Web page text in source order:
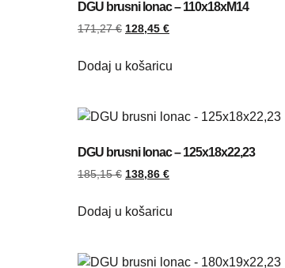
DGU brusni lonac – 110x18xM14
171,27€ 128,45 €
Dodaj u košaricu
DGU brusni lonac – 125x18x22,23
185,15€ 138,86 €
Dodaj u košaricu